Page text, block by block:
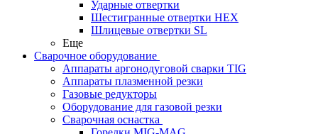
Ударные отвертки
Шестигранные отвертки HEX
Шлицевые отвертки SL
Еще
Сварочное оборудование
Аппараты аргонодуговой сварки TIG
Аппараты плазменной резки
Газовые редукторы
Оборудование для газовой резки
Сварочная оснастка